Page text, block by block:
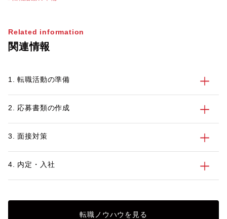
たい」と考えている方も多いかもしれませ
す。 しかし、都市圏から遠方に転職する
場合は、面接や引っ越し時期など注意する
始める前に30代、40代のビジネスパーソ
Related information
関連情報
1. 転職活動の準備
2. 応募書類の作成
3. 面接対策
4. 内定・入社
転職ノウハウを見る